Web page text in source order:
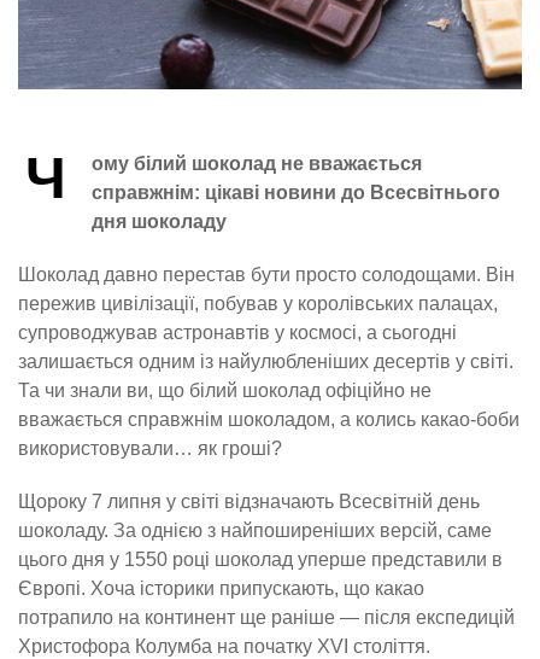
Ч
ому білий шоколад не вважається
справжнім: цікаві новини до Всесвітнього
дня шоколаду
Шоколад давно перестав бути просто солодощами. Він
пережив цивілізації, побував у королівських палацах,
супроводжував астронавтів у космосі, а сьогодні
залишається одним із найулюбленіших десертів у світі.
Та чи знали ви, що білий шоколад офіційно не
вважається справжнім шоколадом, а колись какао-боби
використовували… як гроші?
Щороку 7 липня у світі відзначають Всесвітній день
шоколаду. За однією з найпоширеніших версій, саме
цього дня у 1550 році шоколад уперше представили в
Європі. Хоча історики припускають, що какао
потрапило на континент ще раніше — після експедицій
Христофора Колумба на початку XVI століття.